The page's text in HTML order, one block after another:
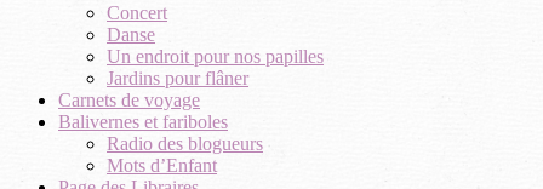
Concert
Danse
Un endroit pour nos papilles
Jardins pour flâner
Carnets de voyage
Balivernes et fariboles
Radio des blogueurs
Mots d’Enfant